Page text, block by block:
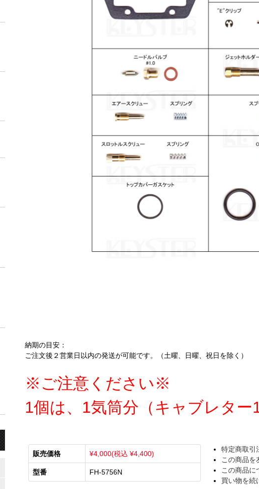
納期の目安：
ご注文後２営業日以内の発送が可能です。（土曜、日曜、祝日を除く）
※ご注意ください※
1個は、1気筒分（キャブレター
販売価格 ¥4,000(税込 ¥4,400)
型番 FH-5756N
特定商取引
この商品を
この商品に
買い物を続